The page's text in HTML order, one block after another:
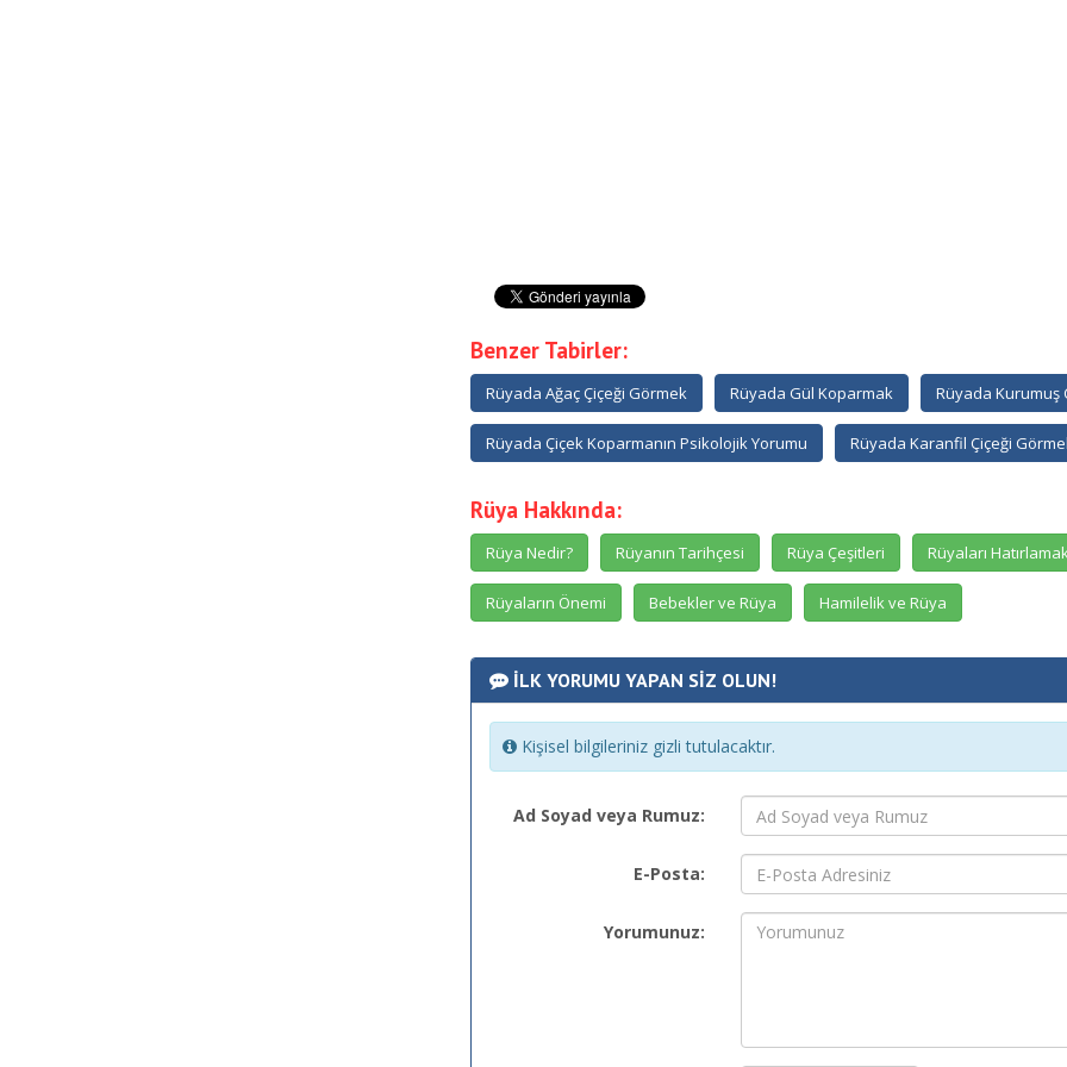
Benzer Tabirler:
Rüyada Ağaç Çiçeği Görmek Rüyada Gül Koparmak Rüyada Kurumuş
Rüyada Çiçek Koparmanın Psikolojik Yorumu Rüyada Karanfil Çiçeği
Rüya Hakkında:
Rüya Nedir? Rüyanın Tarihçesi Rüya Çeşitleri Rüyaları
Rüyaların Önemi Bebekler ve Rüya Hamilelik ve Rüya
İLK YORUMU YAPAN SİZ OLUN!
Kişisel bilgileriniz gizli tutulacaktır.
Ad Soyad veya Rumuz:
E-Posta:
Yorumunuz: